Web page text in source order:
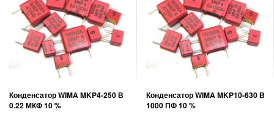
Конденсатор WIMA MKP4-250 В
0.22 МКФ 10 %
Конденсатор WIMA MKP10-630 В
1000 ПФ 10 %